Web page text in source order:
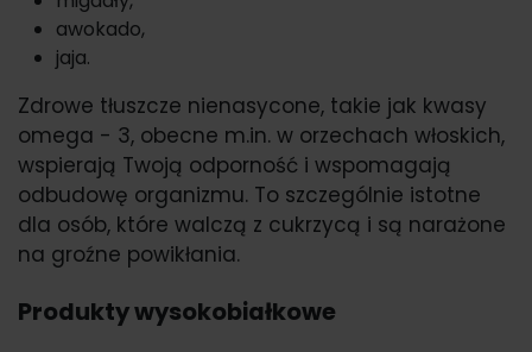
awokado,
jaja.
Zdrowe tłuszcze nienasycone, takie jak kwasy
omega - 3, obecne m.in. w orzechach włoskich,
wspierają Twoją odporność i wspomagają
odbudowę organizmu. To szczególnie istotne
dla osób, które walczą z cukrzycą i są narażone
na groźne powikłania.
Produkty wysokobiałkowe